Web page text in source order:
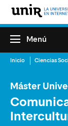
Menú
Inicio Ciencias
Máster